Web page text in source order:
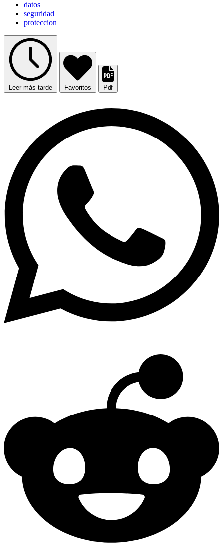
datos
seguridad
proteccion
Leer más tarde Favoritos Pdf